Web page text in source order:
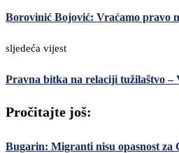
Borovinić Bojović: Vraćamo pravo
sljedeća vijest
Pravna bitka na relaciji tužilaštvo –
Pročitajte još:
Bugarin: Migranti nisu opasnost za